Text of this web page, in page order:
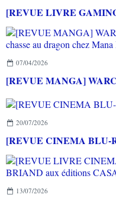
07/04/2026
20/07/2026
[REVUE CINEMA BLU-
13/07/2026